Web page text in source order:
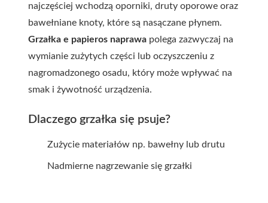
najczęściej wchodzą oporniki, druty oporowe oraz
bawełniane knoty, które są nasączane płynem.
Grzałka e papieros naprawa polega zazwyczaj na
wymianie zużytych części lub oczyszczeniu z
nagromadzonego osadu, który może wpływać na
smak i żywotność urządzenia.
Dlaczego grzałka się psuje?
Zużycie materiałów np. bawełny lub drutu
Nadmierne nagrzewanie się grzałki